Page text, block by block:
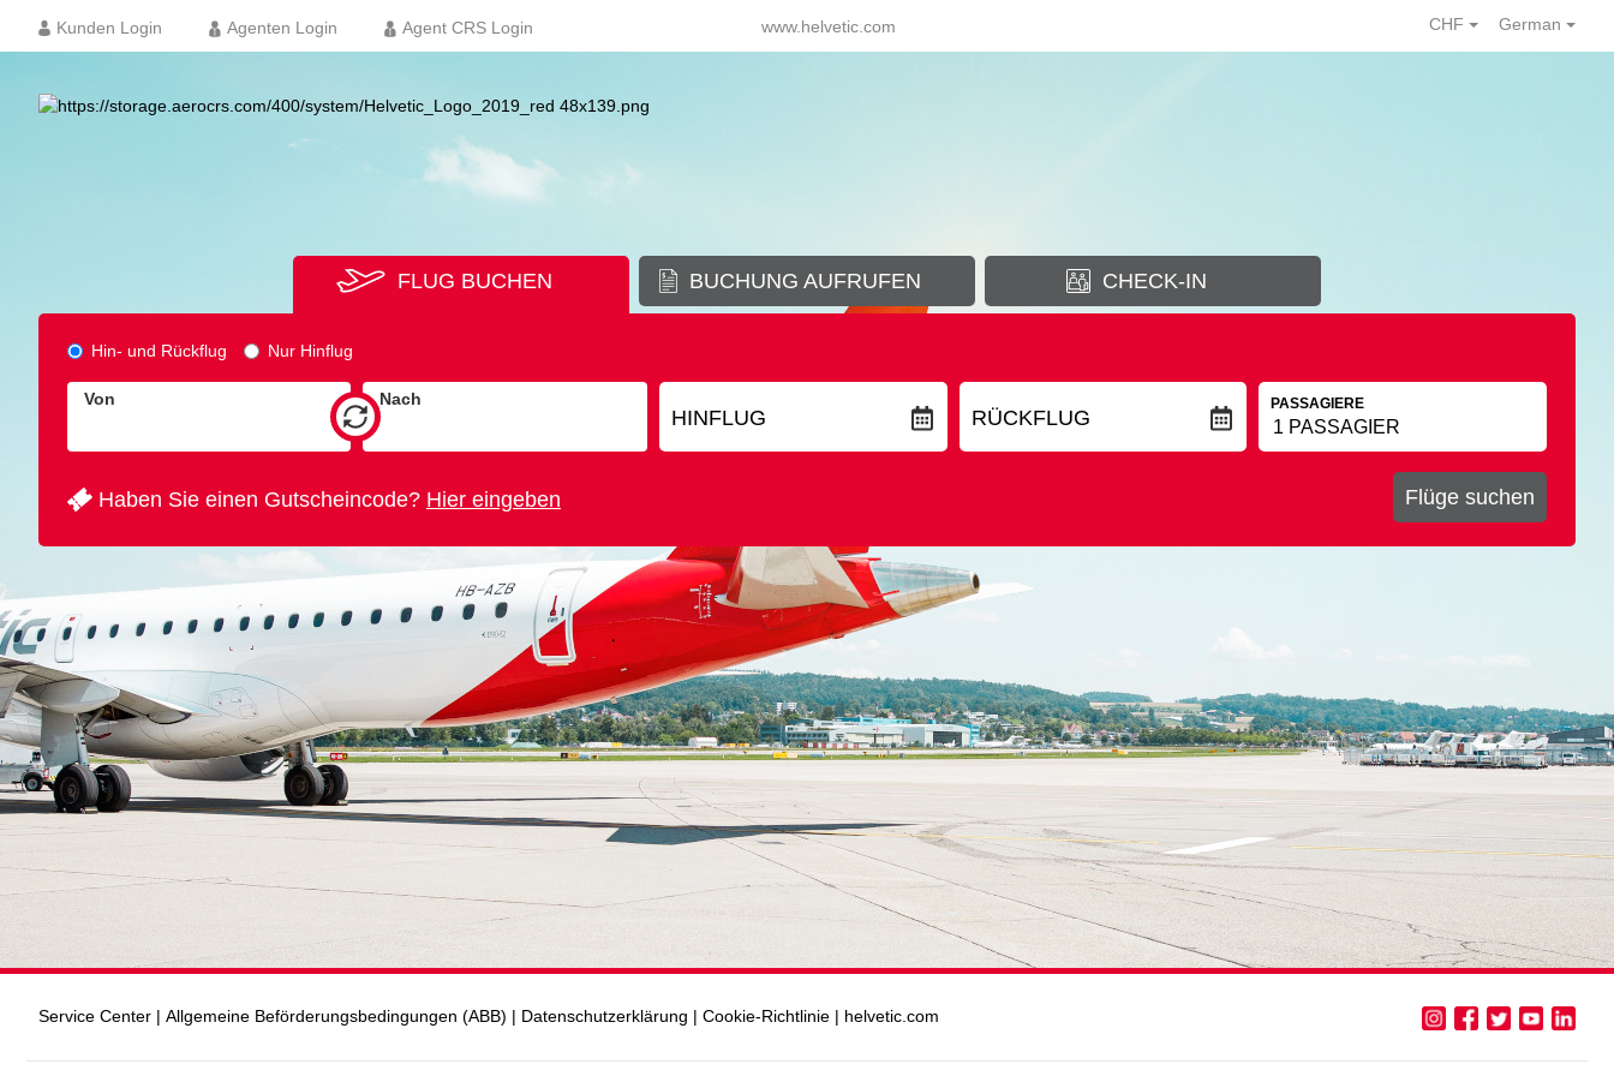
Kunden Login Agenten Login Agent CRS Login www.helvetic.com CHF German
FLUG BUCHEN BUCHUNG AUFRUFEN CHECK-IN
Hin- und Rückflug Nur Hinflug
Von Nach
HINFLUG RÜCKFLUG
PASSAGIERE
Haben Sie einen Gutscheincode? Hier eingeben
Service Center | Allgemeine Beförderungsbedingungen (ABB) | Datenschutzerklärung | Cookie-Richtlinie | helvetic.com